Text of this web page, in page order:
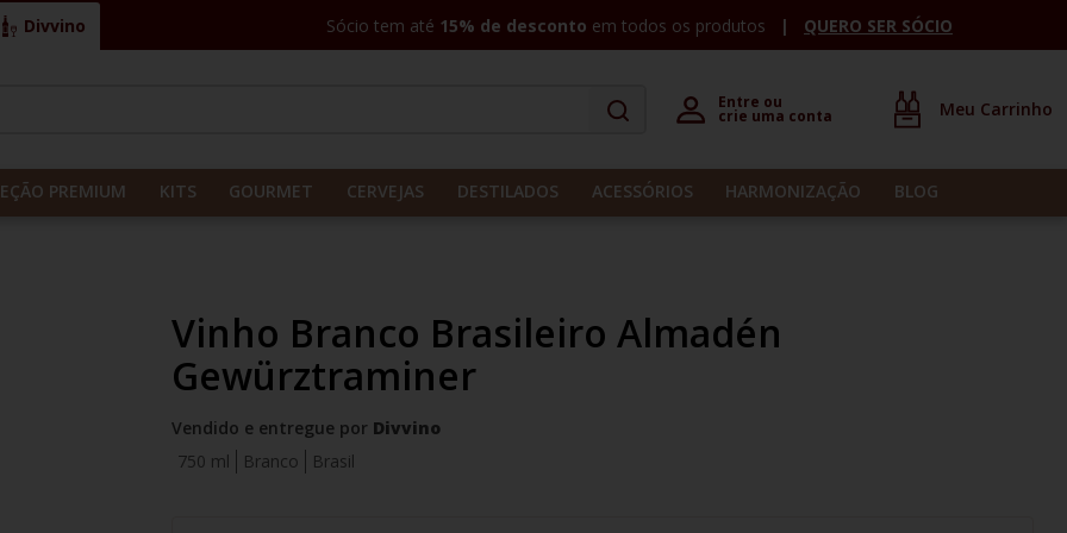
Divvino Sócio tem até 15% de desconto em todos os produtos QUERO SER SÓCIO
Entre ou
crie uma conta
PREMIUM KITS GOURMET CERVEJAS DESTILADOS ACESSÓRIOS HARMONIZAÇÃO BLOG
Vinho Branco Brasileiro Almadén
Gewürztraminer
Vendido e entregue por Divvino
Branco
Brasil
750 ml